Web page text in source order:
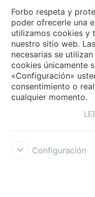
Forbo Flooring Systems
Forbo Movement Systems
Seleccione un país
Forbo respeta y
poder ofrecerle una
utilizamos cookies y
nuestro sitio web.
necesarias se
cookies únicamente
«Configuración»
consentimiento o
cualquier momento.
Configuración